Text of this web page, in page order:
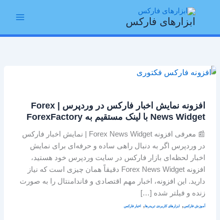
ابزارهای فارکس
افزونه نمایش اخبار فارکس در وردپرس | Forex
News Widget با لینک مستقیم به ForexFactory
📰 معرفی افزونه Forex News Widget | نمایش اخبار فارکس
در وردپرس اگر به دنبال راهی ساده و حرفه‌ای برای نمایش
اخبار لحظه‌ای بازار فارکس در سایت وردپرس خود هستید،
افزونه Forex News Widget دقیقاً همان چیزی است که نیاز
دارید. این افزونه، اخبار مهم اقتصادی و فاندامنتال را به صورت
زنده و فیلتر شده […]
آموزش فارکس, ابزارهای کاربردی تریدرها, اخبار فارکس
افزونه
فارکس
در
وردپرس
Forex
News
Widget